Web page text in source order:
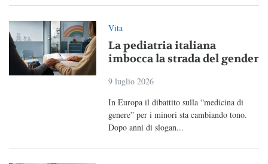
Vita
La pediatria italiana
imbocca la strada del gender
9 luglio 2026
In Europa il dibattito sulla “medicina di
genere” per i minori sta cambiando tono.
Dopo anni di slogan...